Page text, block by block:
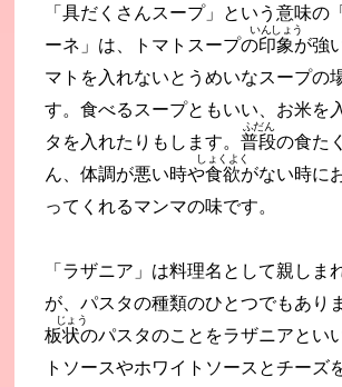
「具だくさんスープ」という意味の
ーネ」は、トマトスープの印象
いんしょう
が強
マトを入れないとうめいなスープの
す。食べるスープともいい、お米を
タを入れたりもします。普段
ふだん
の食た
ん、体調が悪い時や食欲
しょくよく
がない時に
ってくれるマンマの味です。
「ラザニア」は料理名として親しま
が、パスタの種類のひとつでもあり
板状
じょう
のパスタのことをラザニアとい
トソースやホワイトソースとチーズ